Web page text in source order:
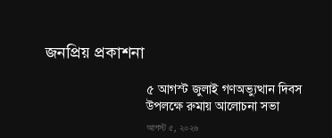
জনপ্রিয় প্রকাশনা
৫ আগস্ট জুলাই গণঅভ্যুত্থান দিবস
উপলক্ষে রুমায় আলোচনা সভা
আগস্ট ৫, ২০২৬